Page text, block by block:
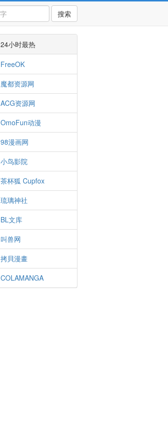
搜索
24小时最热
FreeOK
魔都资源网
ACG资源网
OmoFun动漫
98漫画网
小鸟影院
茶杯狐 Cupfox
琉璃神社
BL文库
叫兽网
拷貝漫畫
COLAMANGA